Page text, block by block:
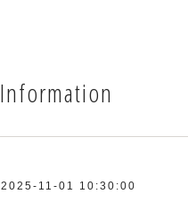
Information
2025-11-01 10:30:00